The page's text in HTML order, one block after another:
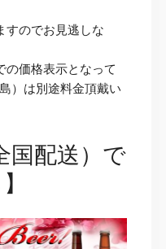
のでお見逃しな
価格表示となって
）は別途料金頂戴い
国配送）で